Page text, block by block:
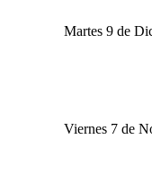
Martes 9 de
Viernes 7 de